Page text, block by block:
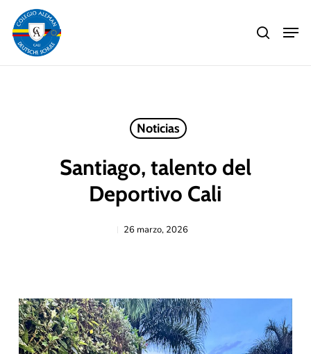
main
content
search
Noticias
Santiago, talento del
Deportivo Cali
26 marzo, 2026